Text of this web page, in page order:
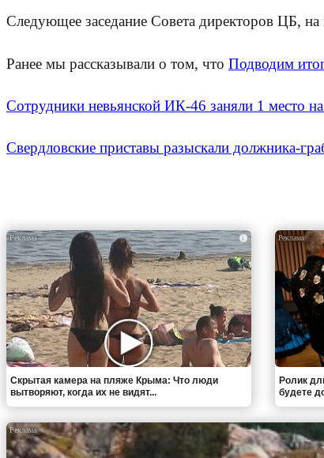
Следующее заседание Совета директоров ЦБ, на
Ранее мы рассказывали о том, что Подводим
Сотрудники невьянской ИК-46 заняли 1 место
Свердловские приставы разыскали должника-
i
Скрытая камера на пляже Крыма: Что люди
вытворяют, когда их не видят...
Ролик
будете